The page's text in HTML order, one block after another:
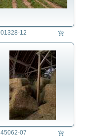
fotoagentur
agb
01328-12
45062-07